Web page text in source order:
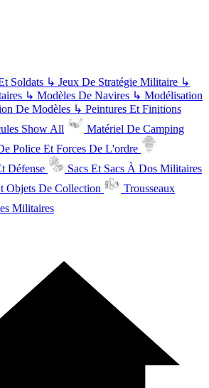
Soldats ↳ Jeux De Stratégie Militaire ↳
↳ Modèles De Navires ↳ Modélisation
De Modèles ↳ Peintures Et Finitions
Show All
Matériel De Camping
Police Et Forces De L'ordre
Défense
Sacs Et Sacs À Dos Militaires
Objets De Collection
Trousseaux
Militaires